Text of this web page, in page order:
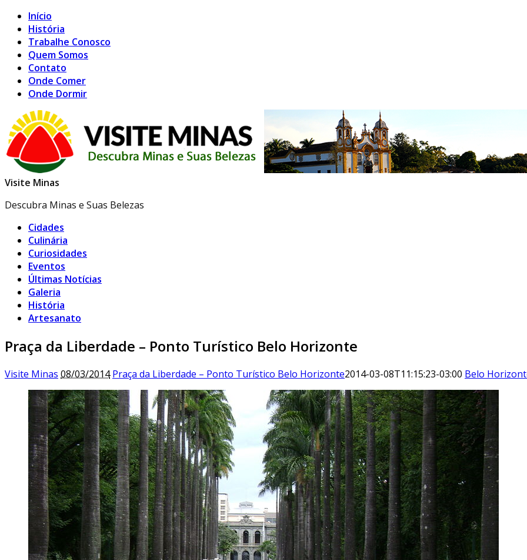
Início
História
Trabalhe Conosco
Quem Somos
Contato
Onde Comer
Onde Dormir
Visite Minas
Descubra Minas e Suas Belezas
Cidades
Culinária
Curiosidades
Eventos
Últimas Notícias
Galeria
História
Artesanato
Praça da Liberdade – Ponto Turístico Belo Horizonte
Visite Minas 08/03/2014 Praça da Liberdade – Ponto Turístico Belo Horizonte2014-03-08T11:15:23-03:00 Belo